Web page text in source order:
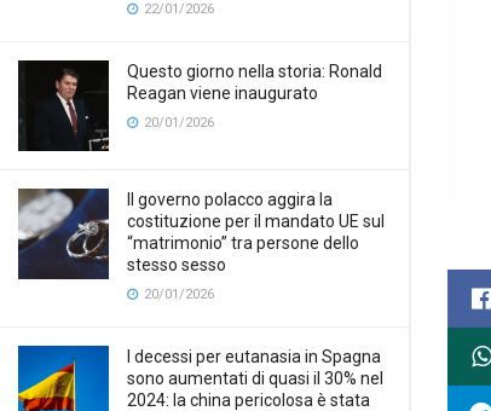
22/01/2026
Questo giorno nella storia: Ronald
Reagan viene inaugurato
20/01/2026
Il governo polacco aggira la
costituzione per il mandato UE sul
“matrimonio” tra persone dello
stesso sesso
20/01/2026
I decessi per eutanasia in Spagna
sono aumentati di quasi il 30% nel
2024: la china pericolosa è stata